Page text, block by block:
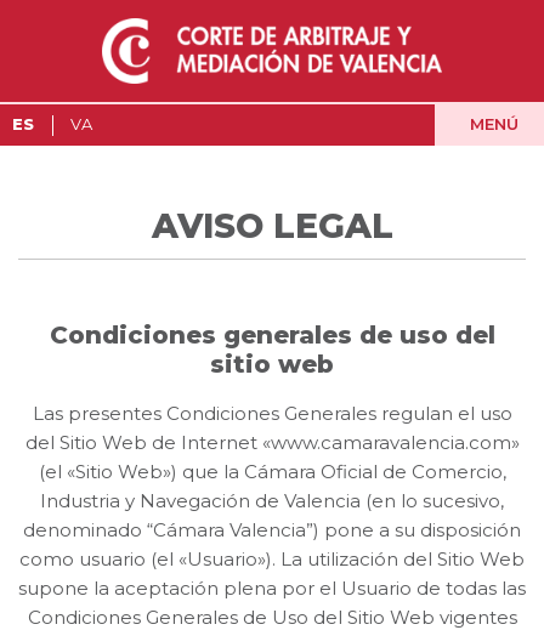
ES VA MENÚ
AVISO LEGAL
Condiciones generales de uso del
sitio web
Las presentes Condiciones Generales regulan el uso
del Sitio Web de Internet «www.camaravalencia.com»
(el «Sitio Web») que la Cámara Oficial de Comercio,
Industria y Navegación de Valencia (en lo sucesivo,
denominado “Cámara Valencia”) pone a su disposición
como usuario (el «Usuario»). La utilización del Sitio Web
supone la aceptación plena por el Usuario de todas las
Condiciones Generales de Uso del Sitio Web vigentes